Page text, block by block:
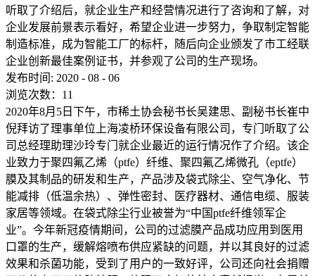
听取了介绍后，就企业生产和经营情况进行了咨询和了解，对
企业发展前景表示看好，希望企业进一步努力，争取制定智能
制造标准，成为智能工厂的标杆，随后向企业颁发了市工经联
企业创新最佳案例证书，并参观了公司的生产现场。
发布时间: 2020 - 08 - 06
浏览次数： 11
2020年8月5日下午，市稀土协会秘书长吴建思、副秘书长崔中
倪拜访了理事单位上海凌桥环保设备有限公司，专门听取了公
司总经理助理沙玲专门就企业最近的运行情况作了介绍。该企
业致力于聚四氟乙烯（ptfe）纤维、聚四氟乙烯微孔（eptfe）
膜及其制品的研发和生产，产品涉及袋式除尘、空气净化、节
能减排（低温余热）、弹性密封、医疗器材、通信电缆、服装
家居等领域。在袋式除尘行业被誉为“中国ptfe纤维领军企
业”。今年新冠疫情期间，公司的过滤膜产品成功应用到医用
口罩的生产，缓解熔喷布供应紧缺的问题，并以其良好的过滤
效果和杀菌功能，受到了用户的一致好评，公司还向社会捐赠